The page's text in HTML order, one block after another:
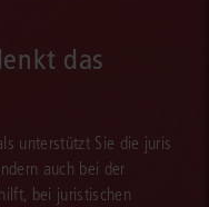
das
unterstützt Sie die juris
auch bei der
bei juristischen